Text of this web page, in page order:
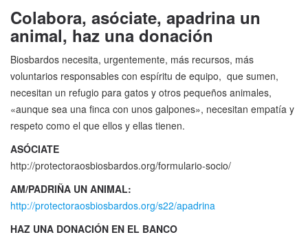
Colabora, asóciate, apadrina un
animal, haz una donación
Biosbardos necesita, urgentemente, más recursos, más
voluntarios responsables con espíritu de equipo, que sumen,
necesitan un refugio para gatos y otros pequeños animales,
«aunque sea una finca con unos galpones», necesitan empatía y
respeto como el que ellos y ellas tienen.
ASÓCIATE
http://protectoraosbiosbardos.org/formulario-socio/
AM/PADRIÑA UN ANIMAL:
http://protectoraosbiosbardos.org/s22/apadrina
HAZ UNA DONACIÓN EN EL BANCO